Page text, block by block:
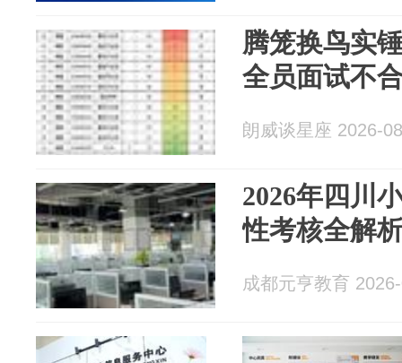
腾笼换鸟实
全员面试不
朗威谈星座 2026-
2026年四川
性考核全解
成都元亨教育